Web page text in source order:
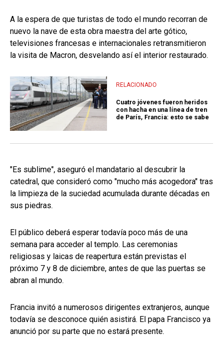
A la espera de que turistas de todo el mundo recorran de
nuevo la nave de esta obra maestra del arte gótico,
televisiones francesas e internacionales retransmitieron
la visita de Macron, desvelando así el interior restaurado.
RELACIONADO
Cuatro jóvenes fueron heridos
con hacha en una línea de tren
de París, Francia: esto se sabe
"Es sublime", aseguró el mandatario al descubrir la
catedral, que consideró como "mucho más acogedora" tras
la limpieza de la suciedad acumulada durante décadas en
sus piedras.
El público deberá esperar todavía poco más de una
semana para acceder al templo. Las ceremonias
religiosas y laicas de reapertura están previstas el
próximo 7 y 8 de diciembre, antes de que las puertas se
abran al mundo.
Francia invitó a numerosos dirigentes extranjeros, aunque
todavía se desconoce quién asistirá. El papa Francisco ya
anunció por su parte que no estará presente.